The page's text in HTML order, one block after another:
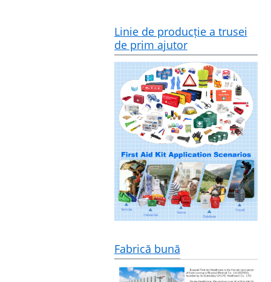
Linie de producție a trusei
de prim ajutor
Fabrică bună